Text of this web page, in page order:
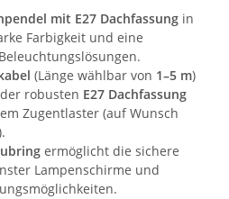
mit E27 Dachfassung in
Farbigkeit und eine
(Länge wählbar von 1–5 m)
robusten E27 Dachfassung
Zugentlaster (auf Wunsch
ermöglicht die sichere
Lampenschirme und